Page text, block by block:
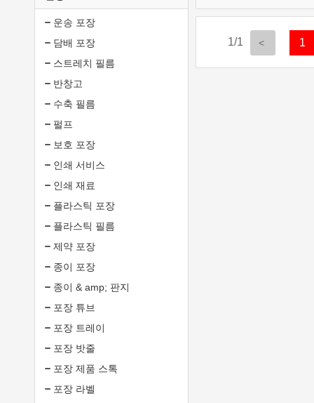
운송 포장
담배 포장
스트레치 필름
반창고
수축 필름
펄프
보호 포장
인쇄 서비스
인쇄 재료
플라스틱 포장
플라스틱 필름
제약 포장
종이 포장
종이 & amp; 판지
포장 튜브
포장 트레이
포장 밧줄
포장 제품 스톡
포장 라벨
1/1 1